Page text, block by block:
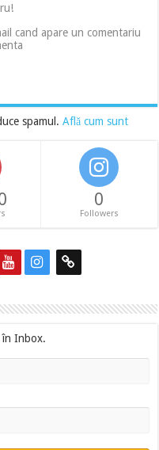
cand apare un comentariu
spamul.Află cum sunt
0
Followers
în Inbox.